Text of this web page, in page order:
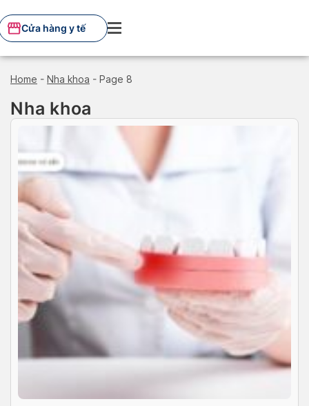
to
content
Cửa hàng y tế
Home - Nha khoa - Page 8
Nha khoa